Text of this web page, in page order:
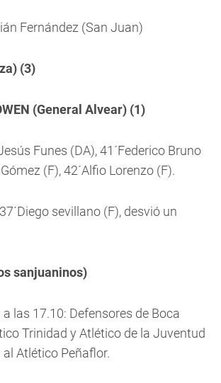
Fernández (San Juan)
(3)
(General Alvear) (1)
Funes (DA), 41´Federico Bruno
(F), 42´Alfio Lorenzo (F).
sevillano (F), desvió un
sanjuaninos)
las 17.10: Defensores de Boca
Trinidad y Atlético de la Juventud
Atlético Peñaflor.